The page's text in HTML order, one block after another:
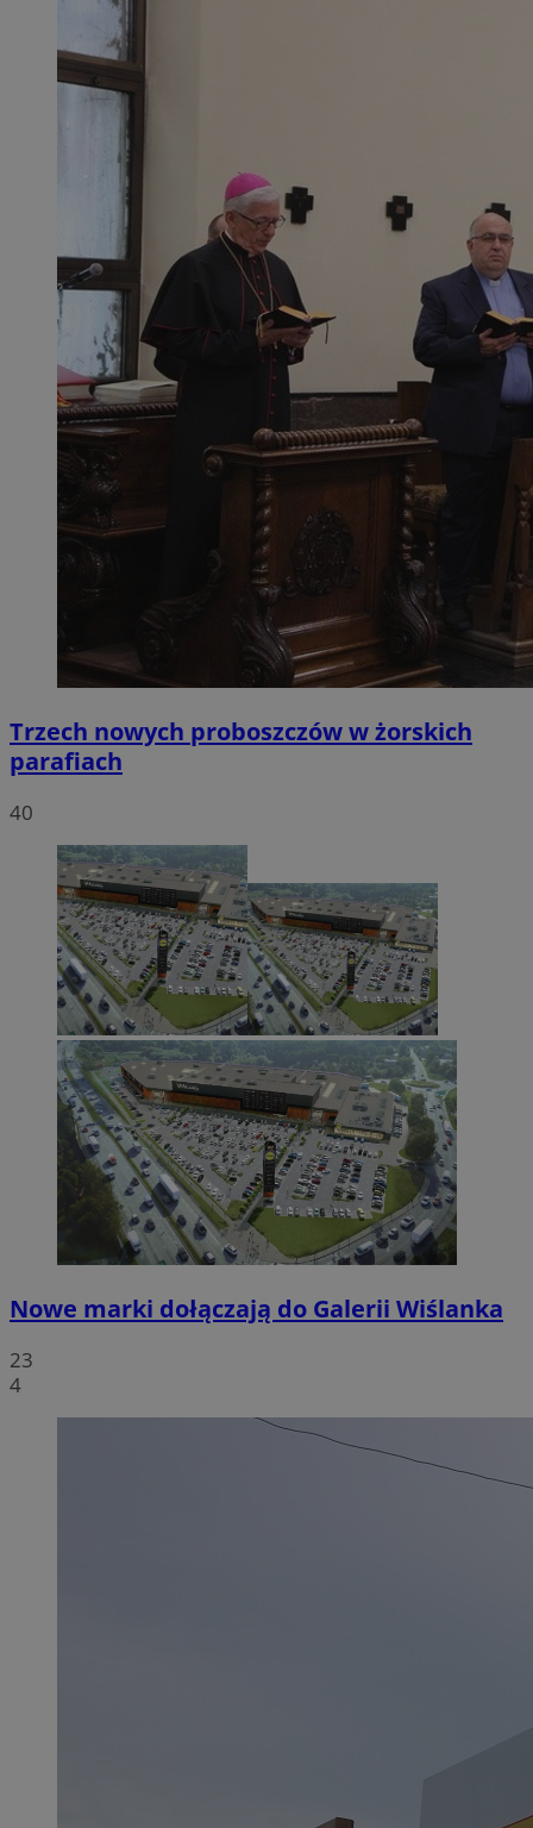
Trzech nowych proboszczów w żorskich
parafiach
40
Nowe marki dołączają do Galerii Wiślanka
23
4